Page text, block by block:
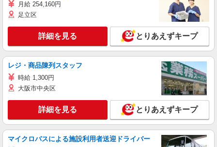
月給 254,160円
足立区
詳細を見る とりあえずキープ
レジ・商品陳列スタッフ
時給 1,300円
大阪市中央区
詳細を見る とりあえずキープ
マイクロバスによる施設利用者送迎ドライバー